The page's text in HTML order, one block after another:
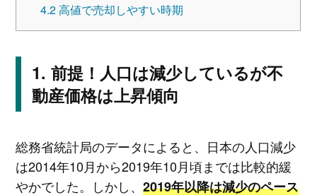
4.2高値で売却しやすい時期
前提！人口は減少しているが不
動産価格は上昇傾向
総務省統計局のデータによると、日本の人口減少
は2014年10月から2019年10月頃までは比較的緩
やかでした。しかし、 2019年以降は減少のペース